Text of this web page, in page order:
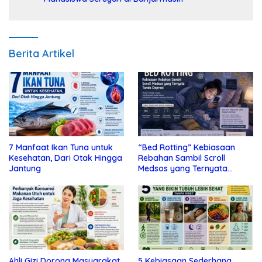
Berita Artikel
7 Manfaat Ikan Tuna untuk
Kesehatan, Dari Otak Hingga
Jantung
“Bed Rotting” Kebiasaan
Rebahan Sambil Scroll
Medsos yang Ternyata